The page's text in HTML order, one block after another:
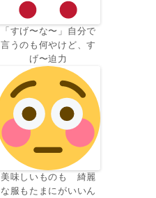
「すげ〜な〜」自分で
言うのも何やけど、す
げ〜迫力
美味しいものも 綺麗
な服もたまにがいいん